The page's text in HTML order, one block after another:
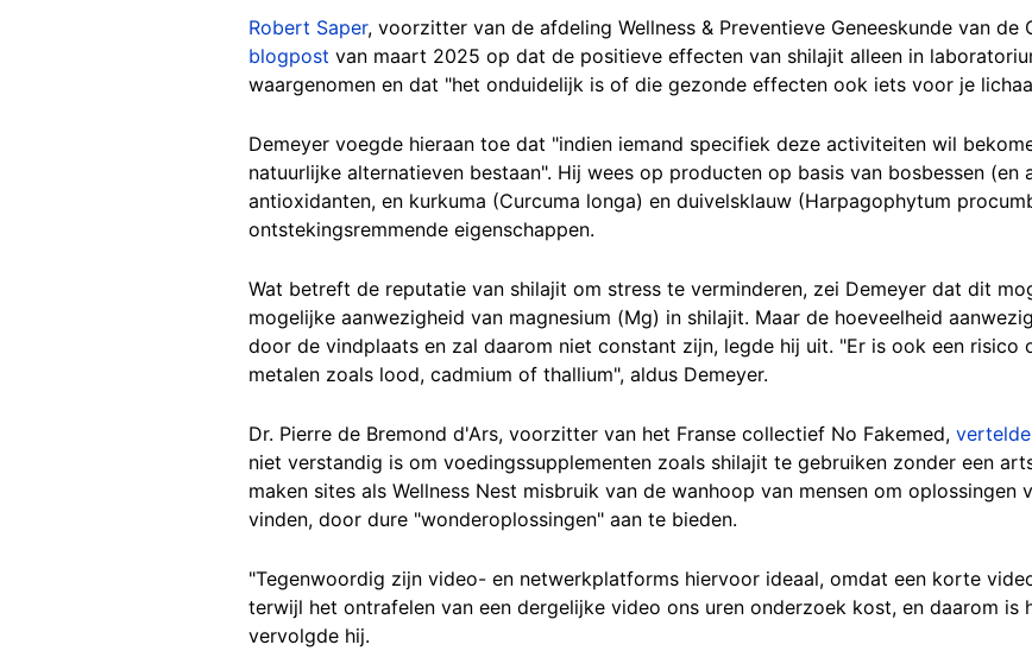
Robert Saper, voorzitter van de afdeling Wellness & Preventieve Geneeskunde van de
blogpost van maart 2025 op dat de positieve effecten van shilajit alleen in
waargenomen en dat "het onduidelijk is of die gezonde effecten ook iets voor je
Demeyer voegde hieraan toe dat "indien iemand specifiek deze activiteiten wil
natuurlijke alternatieven bestaan". Hij wees op producten op basis van bosbessen
antioxidanten, en kurkuma (Curcuma longa) en duivelsklauw (Harpagophytum
ontstekingsremmende eigenschappen.
Wat betreft de reputatie van shilajit om stress te verminderen, zei Demeyer dat dit
mogelijke aanwezigheid van magnesium (Mg) in shilajit. Maar de hoeveelheid
door de vindplaats en zal daarom niet constant zijn, legde hij uit. "Er is ook een
metalen zoals lood, cadmium of thallium", aldus Demeyer.
Dr. Pierre de Bremond d'Ars, voorzitter van het Franse collectief No Fakemed, vertelde
niet verstandig is om voedingssupplementen zoals shilajit te gebruiken zonder een
maken sites als Wellness Nest misbruik van de wanhoop van mensen om
vinden, door dure "wonderoplossingen" aan te bieden.
"Tegenwoordig zijn video- en netwerkplatforms hiervoor ideaal, omdat een korte
terwijl het ontrafelen van een dergelijke video ons uren onderzoek kost, en daarom is
vervolgde hij.